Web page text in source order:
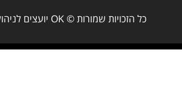
כל הזכויות שמורות © OK יועצים לניהול 2009-2025